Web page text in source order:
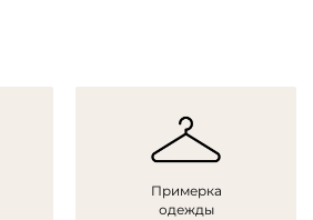
Примерка
одежды